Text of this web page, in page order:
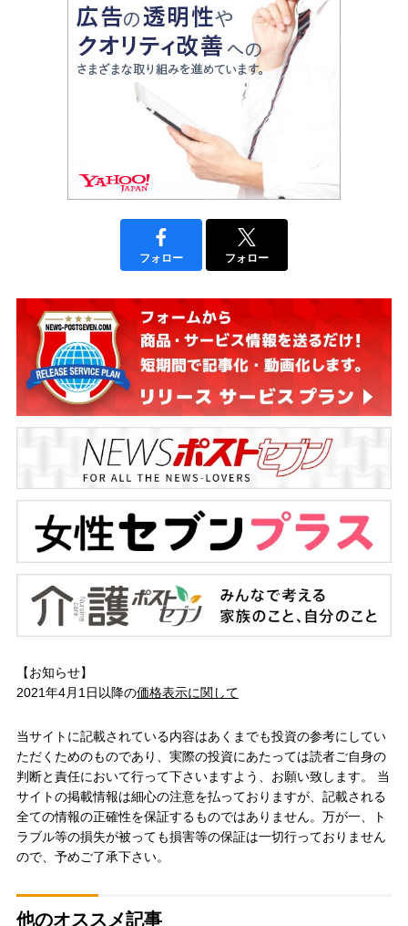
フォロー フォロー
【お知らせ】
2021年4月1日以降の価格表示に関して
当サイトに記載されている内容はあくまでも投資の参考にしてい
ただくためのものであり、実際の投資にあたっては読者ご自身の
判断と責任において行って下さいますよう、お願い致します。 当
サイトの掲載情報は細心の注意を払っておりますが、記載される
全ての情報の正確性を保証するものではありません。万が一、ト
ラブル等の損失が被っても損害等の保証は一切行っておりません
ので、予めご了承下さい。
他のオススメ記事